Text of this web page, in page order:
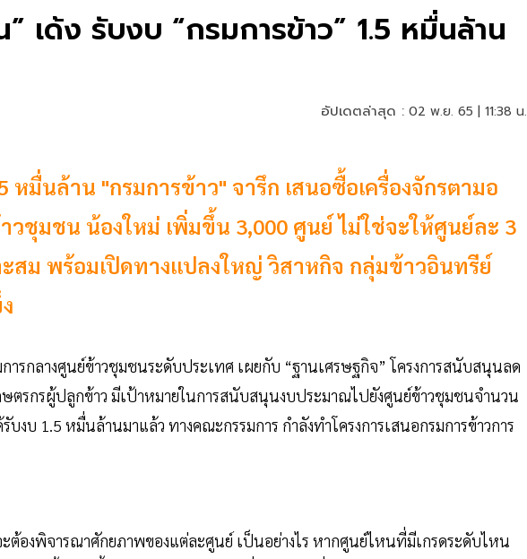
เด้ง รับงบ “กรมการข้าว” 1.5 หมื่นล้าน
อัปเดตล่าสุด : 02 พ.ย. 65 | 11:38 น.
หมื่นล้าน "กรมการข้าว" จารึก เสนอซื้อเครื่องจักรตามอ
วชุมชน น้องใหม่ เพิ่มขึ้น 3,000 ศูนย์ ไม่ใช่จะให้ศูนย์ละ 3
สม พร้อมเปิดทางแปลงใหญ่ วิสาหกิจ กลุ่มข้าวอินทรีย์
รกลางศูนย์ข้าวชุมชนระดับประเทศ เผยกับ “ฐานเศรษฐกิจ” โครงการสนับสนุนลด
ตรกรผู้ปลูกข้าว มีเป้าหมายในการสนับสนุนงบประมาณไปยังศูนย์ข้าวชุมชนจำนวน
งบ 1.5 หมื่นล้านมาแล้ว ทางคณะกรรมการ กำลังทำโครงการเสนอกรมการข้าวการ
ต้องพิจารณาศักยภาพของแต่ละศูนย์ เป็นอย่างไร หากศูนย์ไหนที่มีเกรดระดับไหน